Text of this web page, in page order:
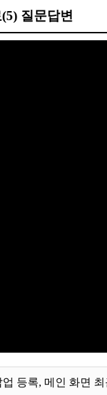
질문답변
등록, 메인 화면